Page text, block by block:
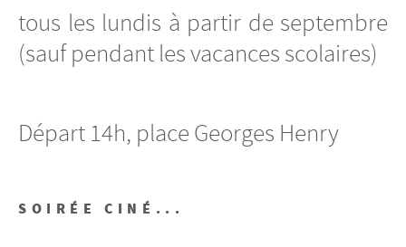
tous les lundis à partir de septembre
(sauf pendant les vacances scolaires)
Départ 14h, place Georges Henry
SOIRÉE CINÉ...